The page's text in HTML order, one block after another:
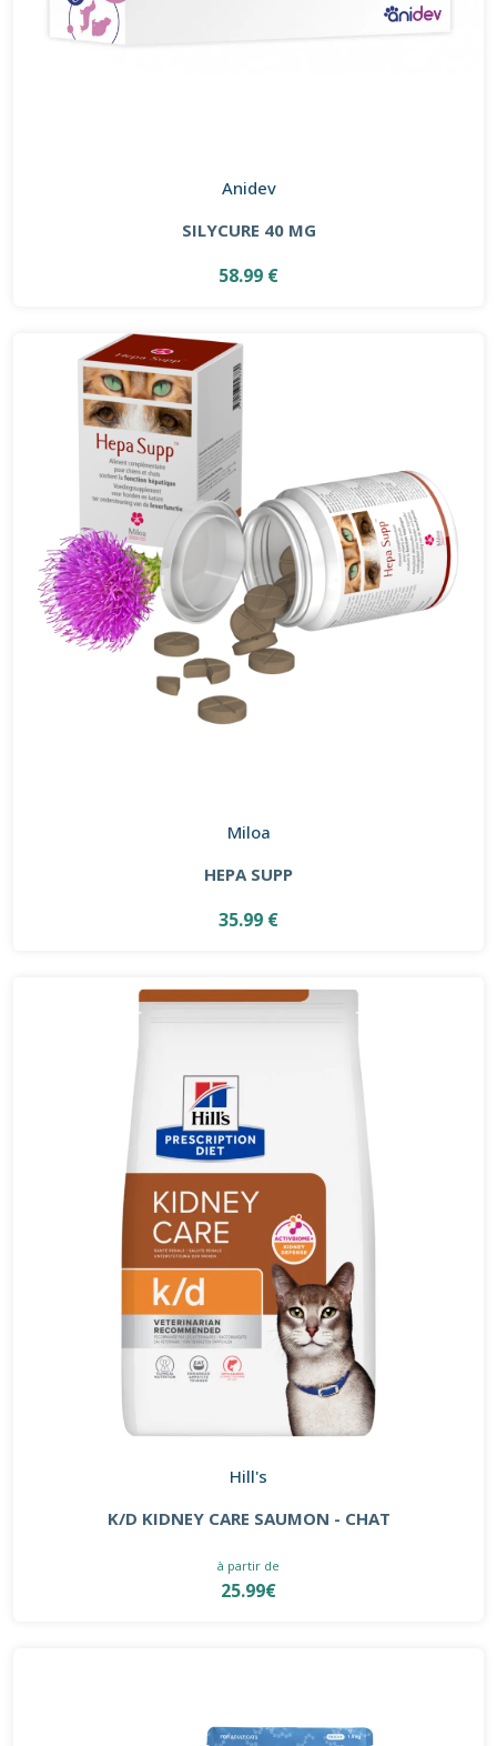
Anidev
SILYCURE 40 MG
58.99 €
Miloa
HEPA SUPP
35.99 €
Hill's
K/D KIDNEY CARE SAUMON - CHAT
à partir de
25.99€